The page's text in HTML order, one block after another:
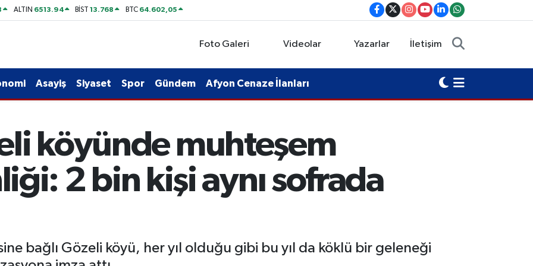
ALTIN 6513.94 BİST13.768 BTC 64.602,05
Foto Galeri Videolar Yazarlar İletişim
Asayiş Siyaset Spor Gündem Afyon Cenaze İlanları
köyünde muhteşem
2 bin kişi aynı sofrada
bağlı Gözeli köyü, her yıl olduğu gibi bu yıl da köklü bir geleneği